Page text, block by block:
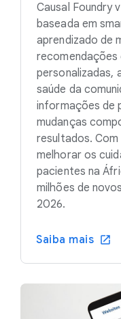
Causal Foundry
baseada em
aprendizado de
personalizadas,
saúde da
informações de
mudanças
resultados.
melhorar os
pacientes na
milhões de
2026.
Saiba mais